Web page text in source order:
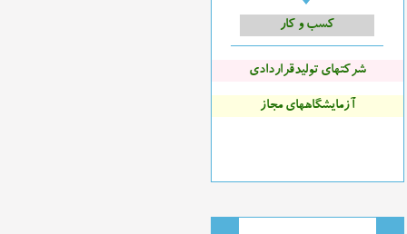
کسب و کار
شرکتهای تولیدقراردادی
آزمایشگاههای مجاز